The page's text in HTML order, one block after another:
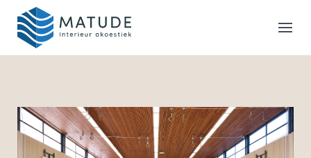
Home
Inspiratie & Tools
Oplossingen